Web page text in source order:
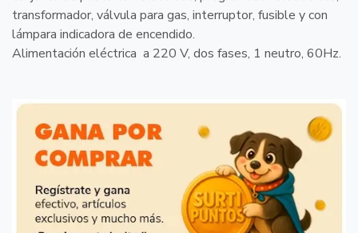
transformador, válvula para gas, interruptor, fusible y con
lámpara indicadora de encendido.
Alimentación eléctrica a 220 V, dos fases, 1 neutro, 60Hz.